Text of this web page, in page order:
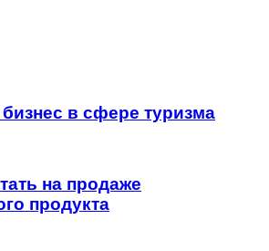
бизнес в сфере туризма
на продаже
продукта